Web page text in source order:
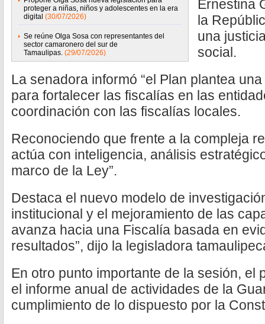
proteger a niñas, niños y adolescentes en la era
digital (30/07/2026)
Se reúne Olga Sosa con representantes del
sector camaronero del sur de
Tamaulipas. (29/07/2026)
Ernestina
la
una
social.
La senadora informó “el Plan plantea
para fortalecer las fiscalías en las
coordinación con las fiscalías locales.
Reconociendo que frente a la compleja
actúa con inteligencia, análisis
marco de la Ley”.
Destaca el nuevo modelo de
institucional y el mejoramiento de las
avanza hacia una Fiscalía basada en
resultados”, dijo la legisladora
En otro punto importante de la sesión, el
el informe anual de actividades de la
cumplimiento de lo dispuesto por la